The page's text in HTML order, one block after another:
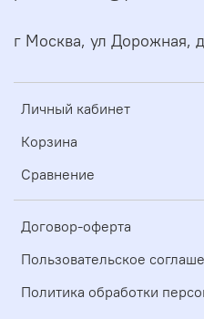
Личный кабинет
Корзина
Сравнение
Договор-оферта
Пользовательское
Политика обработки
г Москва, ул Дорожная,